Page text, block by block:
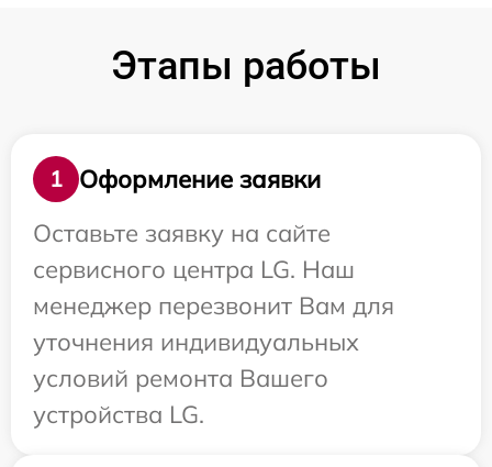
Этапы работы
1
Оформление заявки
Оставьте заявку на сайте
сервисного центра LG. Наш
менеджер перезвонит Вам для
уточнения индивидуальных
условий ремонта Вашего
устройства LG.